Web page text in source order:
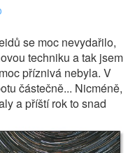
se moc nevydařilo,
techniku a tak jsem
příznivá nebyla. V
částečně... Nicméně,
a příští rok to snad